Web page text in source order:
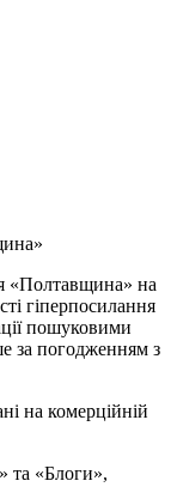
«Полтавщина» на
гіперпосилання
пошуковими
за погодженням з
на комерційній
та «Блоги»,